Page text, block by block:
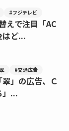
#フジテレビ
えで注目「AC
はど...
#交通広告
」の広告、Ｃ
」...